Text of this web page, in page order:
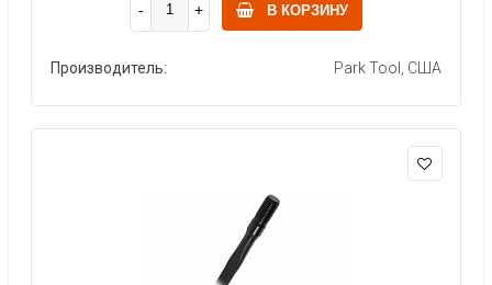
В КОРЗИНУ
Производитель: Park Tool, США